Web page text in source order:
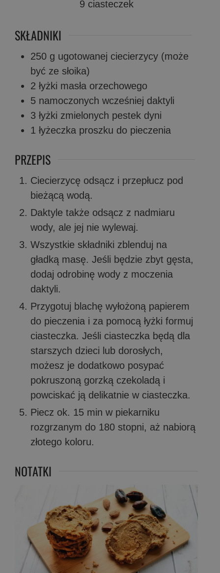
9 ciasteczek
SKŁADNIKI
250 g ugotowanej ciecierzycy (może
być ze słoika)
2 łyżki masła orzechowego
5 namoczonych wcześniej daktyli
3 łyżki zmielonych pestek dyni
1 łyżeczka proszku do pieczenia
PRZEPIS
Ciecierzycę odsącz i przepłucz pod
bieżącą wodą.
Daktyle także odsącz z nadmiaru
wody, ale jej nie wylewaj.
Wszystkie składniki zblenduj na
gładką masę. Jeśli będzie zbyt gęsta,
dodaj odrobinę wody z moczenia
daktyli.
Przygotuj blachę wyłożoną papierem
do pieczenia i za pomocą łyżki formuj
ciasteczka. Jeśli ciasteczka będą dla
starszych dzieci lub dorosłych,
możesz je dodatkowo posypać
pokruszoną gorzką czekoladą i
powciskać ją delikatnie w ciasteczka.
Piecz ok. 15 min w piekarniku
rozgrzanym do 180 stopni, aż nabiorą
złotego koloru.
NOTATKI